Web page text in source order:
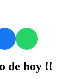
de hoy !!